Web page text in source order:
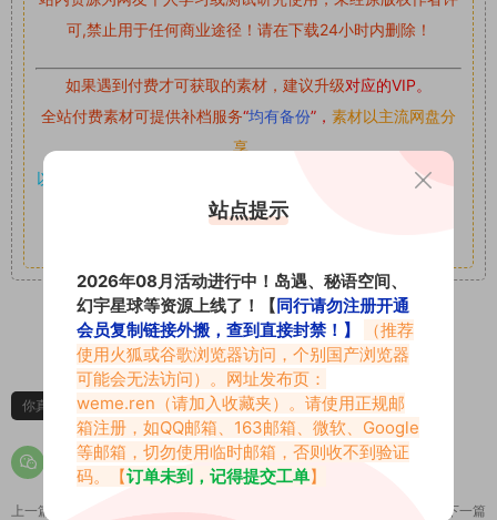
可,禁止用于任何商业途径！请在下载24小时内删除！
如果遇到付费才可获取的素材，建议升级对应的VIP。
全站付费素材可提供补档服务“均有备份”， 素材以主流网盘分
享。
以7z、7z分卷格式压缩，
电脑：
7-zip；安卓：zarchiver；苹果：解压专家
1 0
你真嗣个笨蛋 你真嗣个笨蛋微密圈
上一篇 下一篇
站点提示
2026年08月活动进行中！岛遇、秘语空间、
幻宇星球等资源上线了！【同行请勿注册开通
会员复制链接外搬，查到直接封禁！】
（推荐
使用火狐或谷歌浏览器访问，个别国产浏览器
可能会无法访问）。网址发布页：
weme.ren （请加入收藏夹）。请使用正规邮
箱注册，如QQ邮箱、163邮箱、微软、Google
等邮箱，切勿使用临时邮箱，否则收不到验证
码。【订单未到，记得提交工单】